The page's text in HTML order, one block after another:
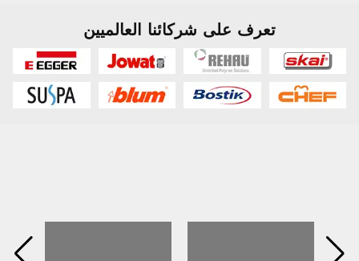
تعرف على شركائنا العالميين